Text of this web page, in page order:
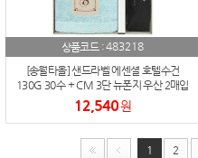
상품코드 :483218
[송월타올] 샌드라벨 에센셜 호텔수건
130G 30수 + CM 3단 뉴폰지 우산 2매입
세트
12,540원
1 2